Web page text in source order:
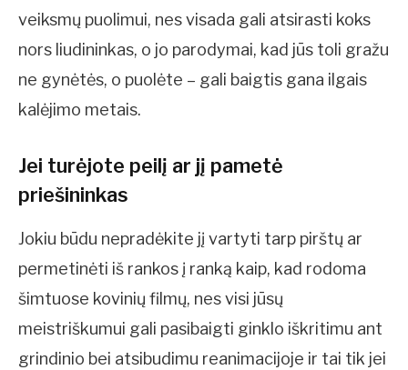
veiksmų puolimui, nes visada gali atsirasti koks
nors liudininkas, o jo parodymai, kad jūs toli gražu
ne gynėtės, o puolėte – gali baigtis gana ilgais
kalėjimo metais.
Jei turėjote peilį ar jį pametė
priešininkas
Jokiu būdu nepradėkite jį vartyti tarp pirštų ar
permetinėti iš rankos į ranką kaip, kad rodoma
šimtuose kovinių filmų, nes visi jūsų
meistriškumui gali pasibaigti ginklo iškritimu ant
grindinio bei atsibudimu reanimacijoje ir tai tik jei